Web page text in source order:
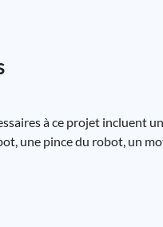
à ce projet incluent
une pince du robot, un